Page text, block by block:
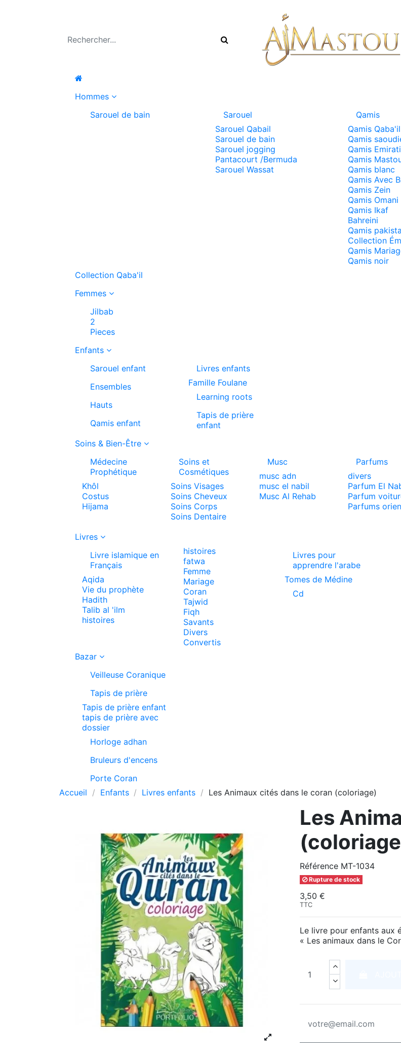
Hommes
Sarouel de bain
Sarouel
Sarouel Qabail
Sarouel de bain
Sarouel jogging
Pantacourt /Bermuda
Sarouel Wassat
Qamis
Qamis Qaba'il
Qamis
Qamis Emirati
Qamis
Qamis blanc
Qamis Avec
Qamis Zein
Qamis Omani
Qamis Ikaf
Bahreini
Qamis
Collection
Qamis
Qamis noir
Collection Qaba'il
Femmes
Jilbab
2
Pieces
Enfants
Sarouel enfant
Ensembles
Hauts
Qamis enfant
Livres enfants
Famille Foulane
Learning roots
Tapis de prière
enfant
Soins & Bien-Être
Médecine
Prophétique
Khôl
Costus
Hijama
Soins et
Cosmétiques
Soins Visages
Soins Cheveux
Soins Corps
Soins Dentaire
Musc
musc adn
musc el nabil
Musc Al Rehab
Parfums
divers
Parfum El
Parfum
Parfums
Livres
Livre islamique en
Français
Aqida
Vie du prophète
Hadith
Talib al 'ilm
histoires
histoires
fatwa
Femme
Mariage
Coran
Tajwid
Fiqh
Savants
Divers
Convertis
Livres pour
apprendre l'arabe
Tomes de Médine
Cd
Bazar
Veilleuse Coranique
Tapis de prière
Tapis de prière enfant
tapis de prière avec
dossier
Horloge adhan
Bruleurs d'encens
Porte Coran
Accueil
Enfants Livres enfants Les Animaux cités dans le coran (coloriage)
Les
Référence MT-1034
Rupture de stock
3,50 €
TTC
Le livre pour enfants aux
« Les animaux dans le